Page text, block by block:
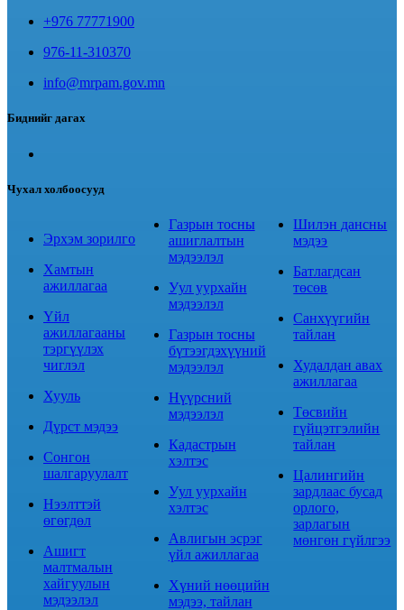
+976 77771900
976-11-310370
info@mrpam.gov.mn
Биднийг дагах
Чухал холбоосууд
Эрхэм зорилго
Хамтын
ажиллагаа
Үйл
ажиллагааны
тэргүүлэх
чиглэл
Хууль
Дүрст мэдээ
Сонгон
шалгаруулалт
Нээлттэй
өгөгдөл
Ашигт
малтмалын
хайгуулын
мэдээлэл
Газрын тосны
ашиглалтын
мэдээлэл
Уул уурхайн
мэдээлэл
Газрын тосны
бүтээгдэхүүний
мэдээлэл
Нүүрсний
мэдээлэл
Кадастрын
хэлтэс
Уул уурхайн
хэлтэс
Авлигын эсрэг
үйл ажиллагаа
Хүний нөөцийн
мэдээ, тайлан
Шилэн дансны
мэдээ
Батлагдсан
төсөв
Санхүүгийн
тайлан
Худалдан авах
ажиллагаа
Төсвийн
гүйцэтгэлийн
тайлан
Цалингийн
зардлаас бусад
орлого,
зарлагын
мөнгөн гүйлгээ